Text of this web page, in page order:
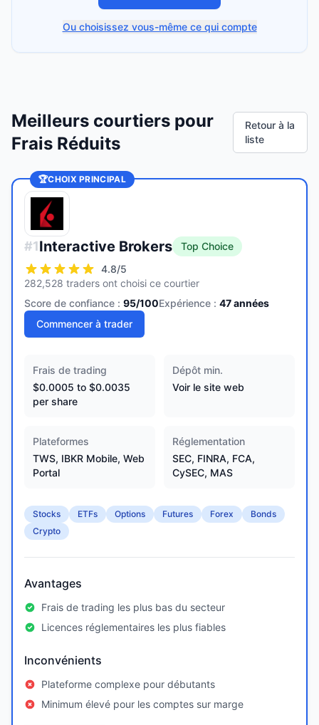
Ou choisissez vous-même ce qui compte
Meilleurs courtiers pour
Frais Réduits
Retour à la
liste
🏆CHOIX PRINCIPAL
#1Interactive Brokers
Top Choice
4.8/5
282,528 traders ont choisi ce courtier
Score de confiance : 95/100Expérience : 47années
Commencer à trader
Frais de trading
$0.0005 to $0.0035
per share
Dépôt min.
Voir le site web
Plateformes
TWS, IBKR Mobile, Web
Portal
Réglementation
SEC, FINRA, FCA,
CySEC, MAS
Stocks ETFs Options Futures Forex
Bonds
Crypto
Avantages
Frais de trading les plus bas du secteur
Licences réglementaires les plus fiables
Inconvénients
Plateforme complexe pour débutants
Minimum élevé pour les comptes sur marge